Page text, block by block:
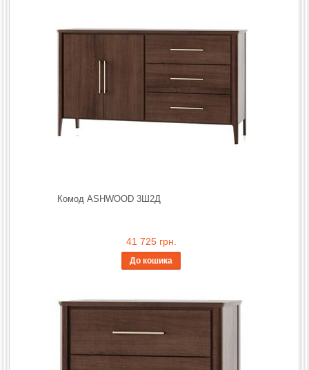
Комод ASHWOOD 3Ш2Д
41 725 грн.
До кошика